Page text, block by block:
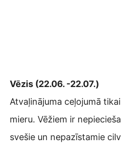
Vēzis (22.06. -22.07.)
Atvaļinājuma ceļojumā
mieru. Vēžiem ir
svešie un nepazīstamie